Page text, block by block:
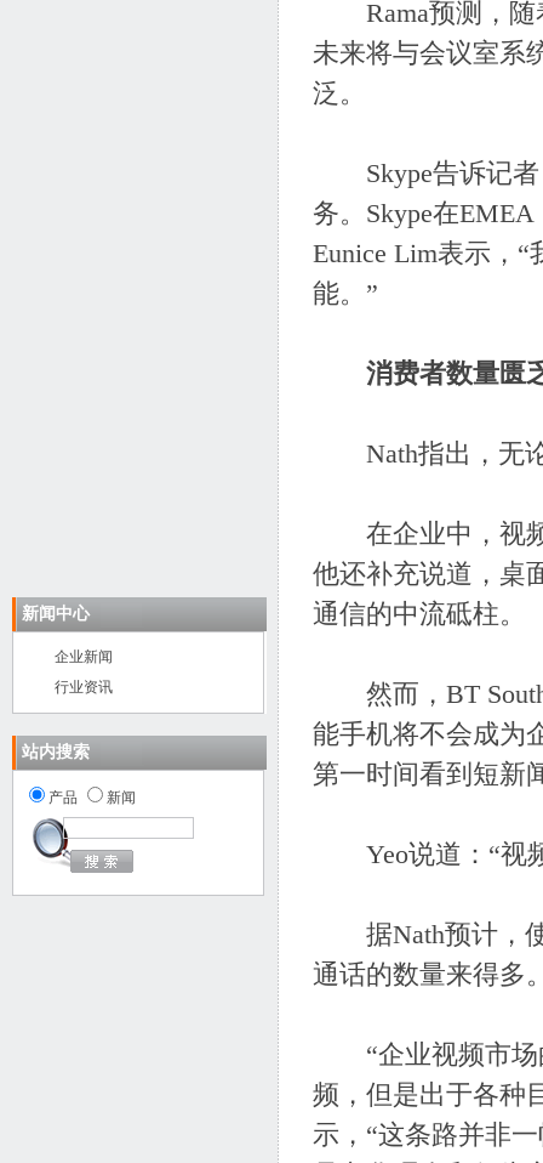
新闻中心
企业新闻
行业资讯
站内搜索
产品 新闻
Rama预测，随
未来将与会议室系
泛。
Skype告诉记者
务。Skype在
Eunice Lim表示，
能。”
消费者数量匮
Nath指出，无论
在企业中，视频
他还补充说道，桌
通信的中流砥柱。
然而，BT
能手机将不会成为
第一时间看到短新
Yeo说道：“视频
据Nath预计，使
通话的数量来得多
“企业视频市场
频，但是出于各种
示，“这条路并非